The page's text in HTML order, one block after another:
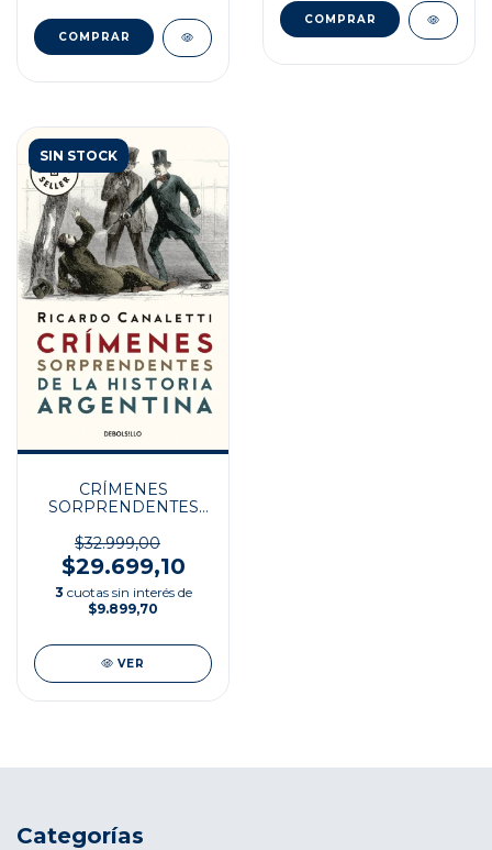
SIN STOCK
CRÍMENES
SORPRENDENTES
ARGENTINA
$32.999,00
$29.699,10
3 cuotas sin interés de
$9.899,70
VER
Categorías